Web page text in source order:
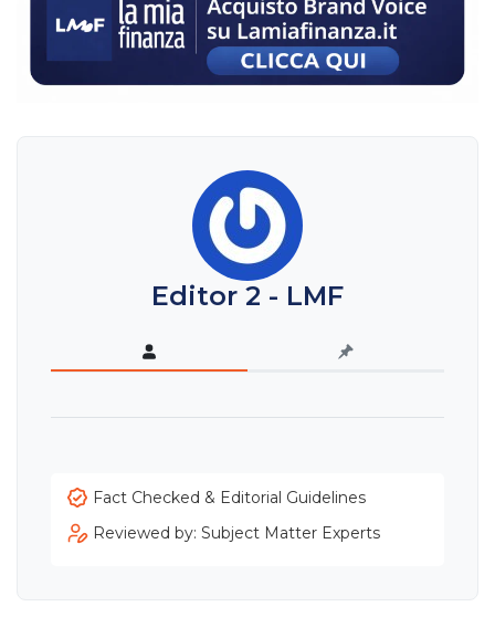
Editor 2 - LMF
Fact Checked & Editorial Guidelines
Reviewed by: Subject Matter Experts